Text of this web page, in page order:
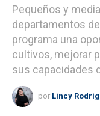
Pequeños y
departamentos
programa una
cultivos, mejorar
sus capacidades
por Lincy